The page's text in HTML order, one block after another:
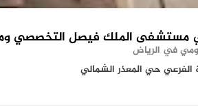
مستشفى الملك فيصل التخصصي
في الرياض
الفرعي حي المعذر الشمالي